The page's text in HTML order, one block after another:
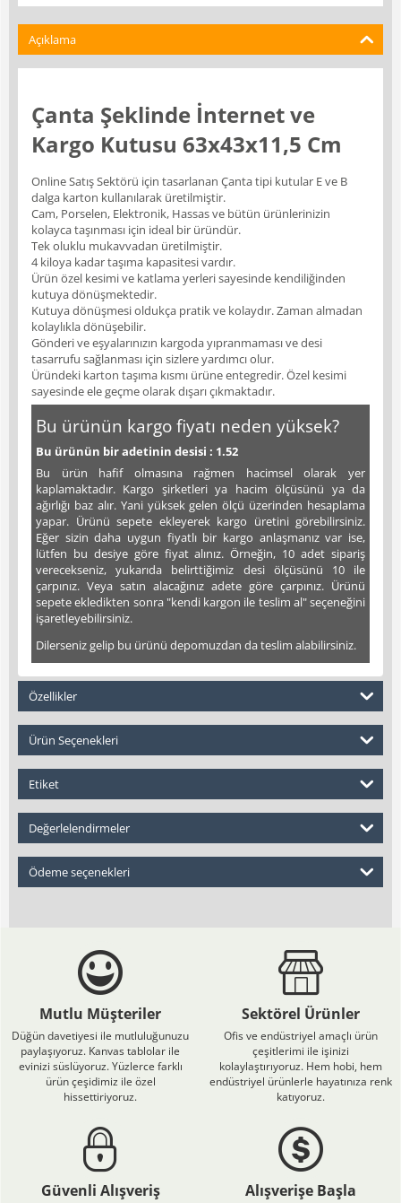
Açıklama
Çanta Şeklinde İnternet ve
Kargo Kutusu 63x43x11,5 Cm
Online Satış Sektörü için tasarlanan Çanta tipi kutular E ve B
dalga karton kullanılarak üretilmiştir.
Cam, Porselen, Elektronik, Hassas ve bütün ürünlerinizin
kolayca taşınması için ideal bir üründür.
Tek oluklu mukavvadan üretilmiştir.
4 kiloya kadar taşıma kapasitesi vardır.
Ürün özel kesimi ve katlama yerleri sayesinde kendiliğinden
kutuya dönüşmektedir.
Kutuya dönüşmesi oldukça pratik ve kolaydır. Zaman almadan
kolaylıkla dönüşebilir.
Gönderi ve eşyalarınızın kargoda yıpranmaması ve desi
tasarrufu sağlanması için sizlere yardımcı olur.
Üründeki karton taşıma kısmı ürüne entegredir. Özel kesimi
sayesinde ele geçme olarak dışarı çıkmaktadır.
Bu ürünün kargo fiyatı neden yüksek?
Bu ürünün bir adetinin desisi : 1.52
Bu ürün hafif olmasına rağmen hacimsel olarak yer
kaplamaktadır. Kargo şirketleri ya hacim ölçüsünü ya da
ağırlığı baz alır. Yani yüksek gelen ölçü üzerinden hesaplama
yapar. Ürünü sepete ekleyerek kargo üretini görebilirsiniz.
Eğer sizin daha uygun fiyatlı bir kargo anlaşmanız var ise,
lütfen bu desiye göre fiyat alınız. Örneğin, 10 adet sipariş
verecekseniz, yukarıda belirttiğimiz desi ölçüsünü 10 ile
çarpınız. Veya satın alacağınız adete göre çarpınız. Ürünü
sepete ekledikten sonra "kendi kargon ile teslim al" seçeneğini
işaretleyebilirsiniz.
Dilerseniz gelip bu ürünü depomuzdan da teslim alabilirsiniz.
Özellikler
Ürün Seçenekleri
Etiket
Değerlelendirmeler
Ödeme seçenekleri
Mutlu Müşteriler
Düğün davetiyesi ile mutluluğunuzu
paylaşıyoruz. Kanvas tablolar ile
evinizi süslüyoruz. Yüzlerce farklı
ürün çeşidimiz ile özel
hissettiriyoruz.
Sektörel Ürünler
Ofis ve endüstriyel amaçlı ürün
çeşitlerimi ile işinizi
kolaylaştırıyoruz. Hem hobi, hem
endüstriyel ürünlerle hayatınıza renk
katıyoruz.
Güvenli Alışveriş Alışverişe Başla